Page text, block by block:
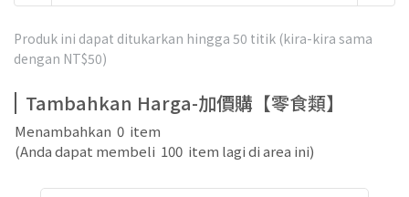
Produk ini dapat ditukarkan hingga 50 titik (kira-kira sama
dengan NT$50)
Tambahkan Harga-加價購【零食類】
Menambahkan 0 item
(Anda dapat membeli 100 item lagi di area ini)